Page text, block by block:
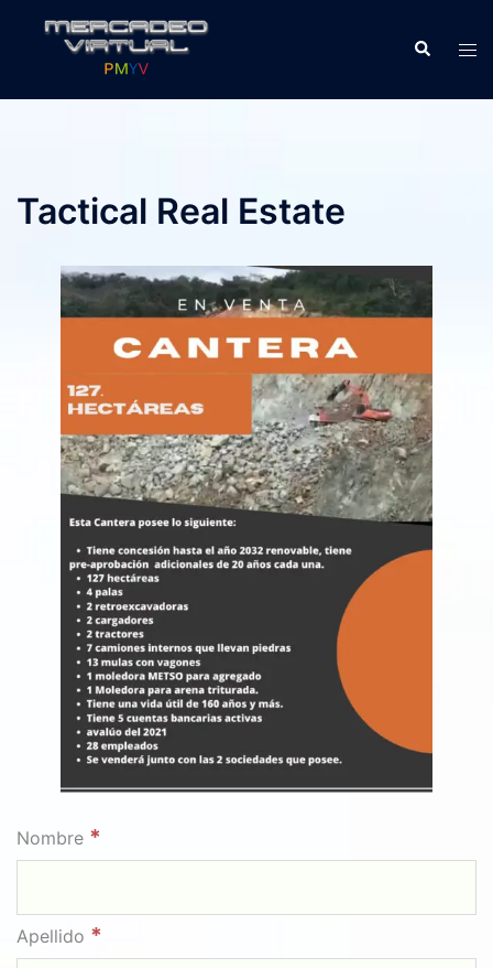
Search
Tactical Real Estate
Nombre *
Apellido *